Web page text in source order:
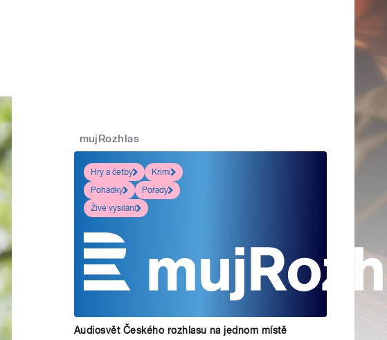
mujRozhlas
Hry a četby
Krimi
Pohádky
Pořady
Živé vysílání
Audiosvět Českého rozhlasu na jednom místě